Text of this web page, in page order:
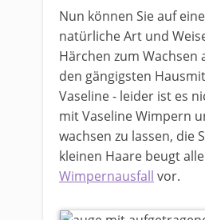
Nun können Sie auf
natürliche Art und
Härchen zum Wachsen
den gängigsten
Vaseline - leider ist es
mit Vaseline Wimpern
wachsen zu lassen, die
kleinen Haare beugt
Wimpernausfall vor.